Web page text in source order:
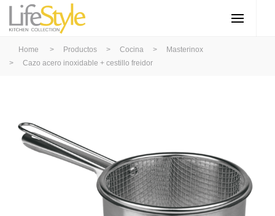
Home > Productos > Cocina >
Masterinox
>
Cazo acero inoxidable + cestillo freidor